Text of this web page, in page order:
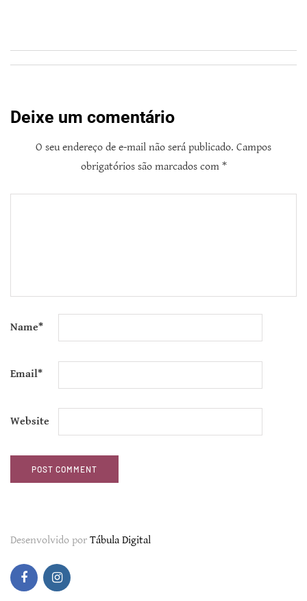
Deixe um comentário
O seu endereço de e-mail não será publicado. Campos
obrigatórios são marcados com *
Name*
Email*
Website
Desenvolvido por Tábula Digital